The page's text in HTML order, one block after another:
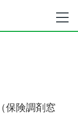
保険調剤窓